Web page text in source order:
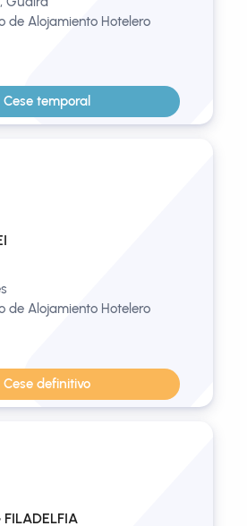
de Alojamiento Hotelero
Cese temporal
de Alojamiento Hotelero
Cese definitivo
FILADELFIA